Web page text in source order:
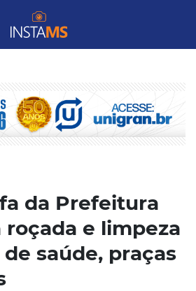
da Prefeitura
e limpeza
saúde, praças